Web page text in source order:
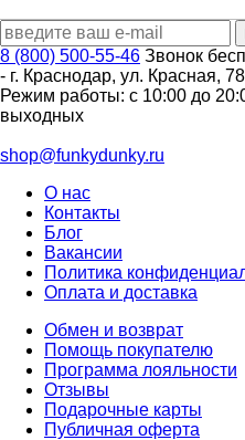
8 (800) 500-55-46 Звонок
- г. Краснодар, ул. Красная, 78
Режим работы: с 10:00 до
выходных
shop@funkydunky.ru
О нас
Контакты
Блог
Вакансии
Политика
Оплата и доставка
Обмен и возврат
Помощь покупателю
Программа лояльности
Отзывы
Подарочные карты
Публичная оферта